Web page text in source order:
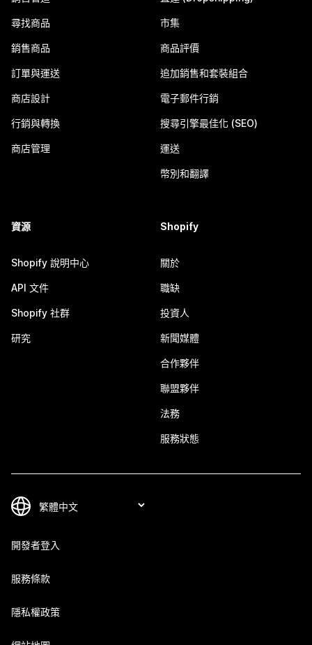
尋找商品
銷售商品
訂單與運送
商店設計
行銷與轉換
商店管理
市集
商品評價
追加銷售和套裝組合
電子郵件行銷
搜尋引擎最佳化 (SEO)
運送
幣別和翻譯
資源
Shopify 說明中心
API 文件
Shopify 社群
研究
Shopify
關於
職缺
投資人
新聞媒體
合作夥伴
聯盟夥伴
法務
服務狀態
開發者登入
服務條款
隱私權政策